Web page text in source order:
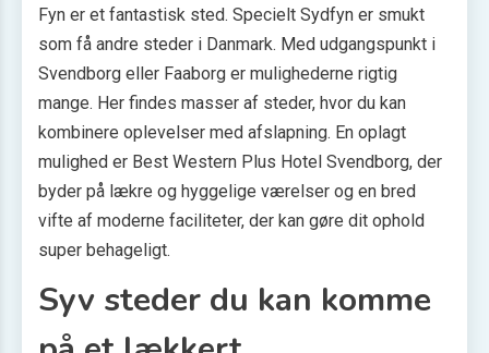
Fyn er et fantastisk sted. Specielt Sydfyn er smukt
som få andre steder i Danmark. Med udgangspunkt i
Svendborg eller Faaborg er mulighederne rigtig
mange. Her findes masser af steder, hvor du kan
kombinere oplevelser med afslapning. En oplagt
mulighed er Best Western Plus Hotel Svendborg, der
byder på lækre og hyggelige værelser og en bred
vifte af moderne faciliteter, der kan gøre dit ophold
super behageligt.
Syv steder du kan komme